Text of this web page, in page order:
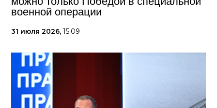
военной операции
31 июля 2026, 15:09